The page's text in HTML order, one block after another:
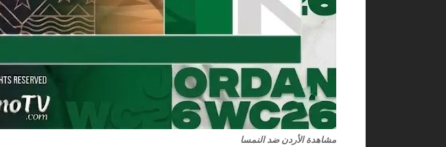
مشاهدة الأردن ضد النمسا